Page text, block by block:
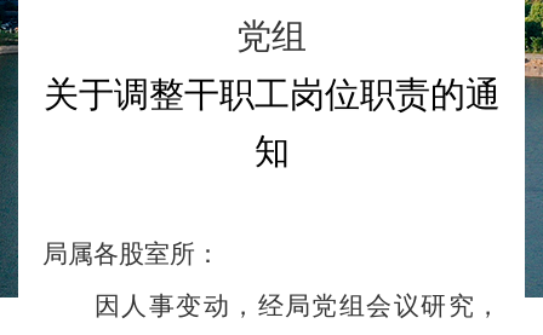
党组
关于调整干职工岗位职责的通
知
局属各股室所：
因人事变动 ， 经局党组会议研究，